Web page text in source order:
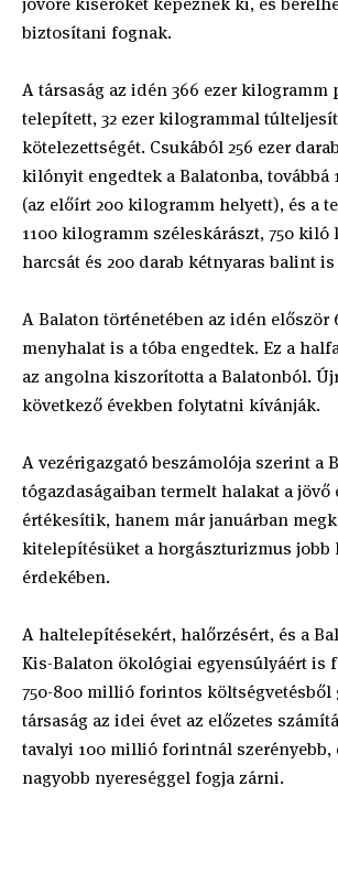
biztosítani fognak.
A társaság az idén 366 ezer kilogramm
telepített, 32 ezer kilogrammal
kötelezettségét. Csukából 256 ezer
kilónyit engedtek a Balatonba, továbbá
(az előírt 200 kilogramm helyett), és a
1100 kilogramm széleskárászt, 750 kiló
harcsát és 200 darab kétnyaras balint
A Balaton történetében az idén először
menyhalat is a tóba engedtek. Ez a
az angolna kiszorította a Balatonból.
következő években folytatni kívánják.
A vezérigazgató beszámolója szerint a
tógazdaságaiban termelt halakat a jövő
értékesítik, hanem már januárban
kitelepítésüket a horgászturizmus jobb
érdekében.
A haltelepítésekért, halőrzésért, és a
Kis-Balaton ökológiai egyensúlyáért is
750-800 millió forintos
társaság az idei évet az előzetes
tavalyi 100 millió forintnál szerényebb,
nagyobb nyereséggel fogja zárni.